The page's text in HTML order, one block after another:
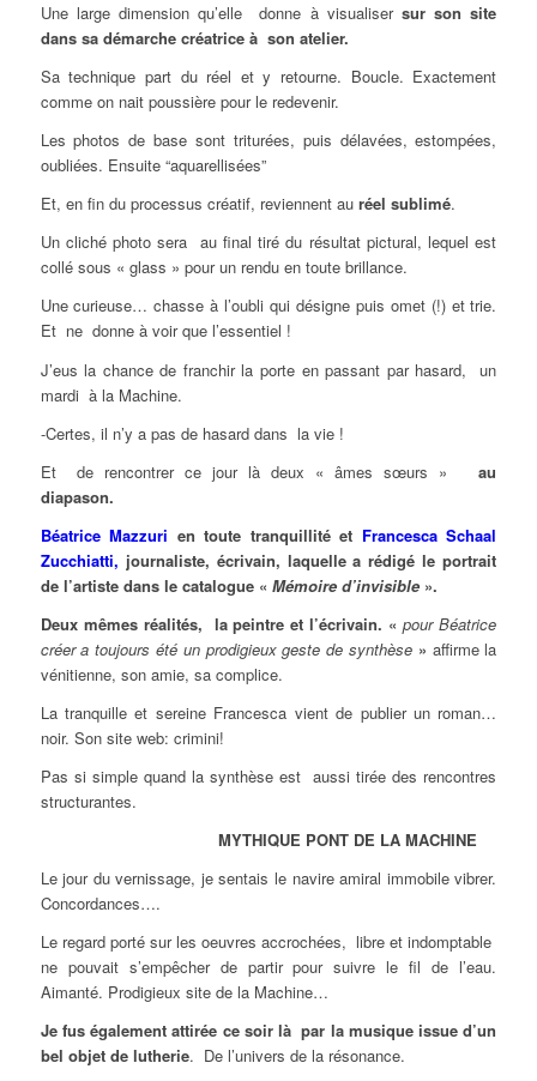
Une large dimension qu’elle donne à visualisersur son site
dans sa démarche créatrice à son atelier.
Sa technique part du réel et y retourne. Boucle. Exactement
comme on nait poussière pour le redevenir.
Les photos de base sont triturées, puis délavées, estompées,
oubliées. Ensuite “aquarellisées”
Et, en fin du processus créatif, reviennent au réel sublimé.
Un cliché photo sera au final tiré du résultat pictural, lequel est
collé sous « glass » pour un rendu en toute brillance.
Une curieuse… chasse à l’oubli qui désigne puis omet (!) et trie.
Et ne donne à voir que l’essentiel !
J’eus la chance de franchir la porte en passant par hasard, un
mardi à la Machine.
-Certes, il n’y a pas de hasard dans la vie !
Et de rencontrer ce jour là deux « âmes sœurs » au
diapason.
Béatrice Mazzuri en toute tranquillité et Francesca Schaal
Zucchiatti, journaliste, écrivain, laquelle a rédigé le portrait
de l’artiste dans le catalogue « Mémoire d’invisible».
Deux mêmes réalités, la peintre et l’écrivain. «pour Béatrice
créer a toujours été un prodigieux geste de synthèse » affirme la
vénitienne, son amie, sa complice.
La tranquille et sereine Francesca vient de publier un roman…
noir. Son site web: crimini!
Pas si simple quand la synthèse est aussi tirée des rencontres
structurantes.
MYTHIQUE PONT DE LA MACHINE
Le jour du vernissage, je sentais le navire amiral immobile vibrer.
Concordances….
Le regard porté sur les oeuvres accrochées, libre et indomptable
ne pouvait s’empêcher de partir pour suivre le fil de l’eau.
Aimanté. Prodigieux site de la Machine…
Je fus également attirée ce soir là par la musique issue d’un
bel objet de lutherie. De l’univers de la résonance.